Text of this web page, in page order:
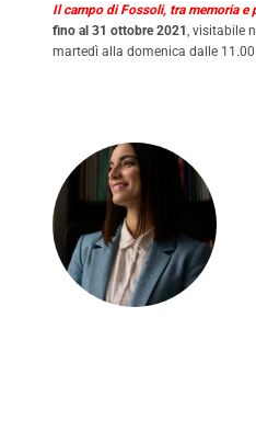
Il campo di Fossoli, tra memoria e
fino al 31 ottobre 2021 , visitabile
martedì alla domenica dalle